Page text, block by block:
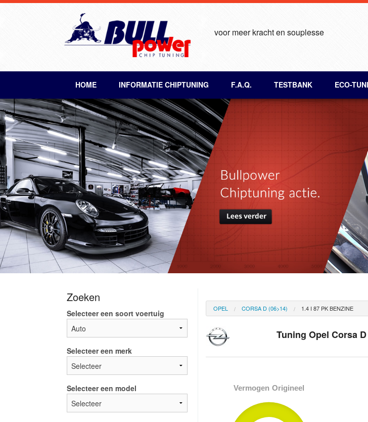
voor meer kracht en souplesse
HOME INFORMATIE CHIPTUNING F.A.Q. TESTBANK ECO-
Zoeken
Selecteer een soort voertuig
Selecteer een merk
Selecteer een model
OPEL CORSA D (06>14) 1.4 I 87 PK BENZINE
Tuning Opel Corsa
Vermogen Origineel